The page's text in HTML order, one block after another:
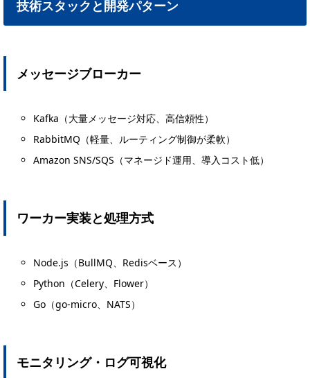
技術スタックと開発パターン
メッセージブローカー
Kafka（大量メッセージ対応、高信頼性）
RabbitMQ（軽量、ルーティング制御が柔軟）
Amazon SNS/SQS（マネージド運用、導入コスト低）
ワーカー実装と処理方式
Node.js（BullMQ、Redisベース）
Python（Celery、Flower）
Go（go-micro、NATS）
モニタリング・ログ可視化